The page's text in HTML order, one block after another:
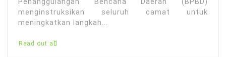
menginstruksikan seluruh camat untuk
meningkatkan langkah...
Read out all